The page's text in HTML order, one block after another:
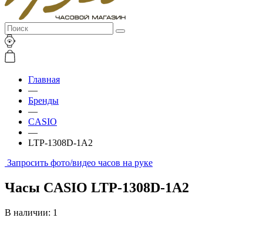
Главная
—
Бренды
—
CASIO
—
LTP-1308D-1A2
Запросить фото/видео часов на руке
Часы CASIO LTP-1308D-1A2
В наличии: 1